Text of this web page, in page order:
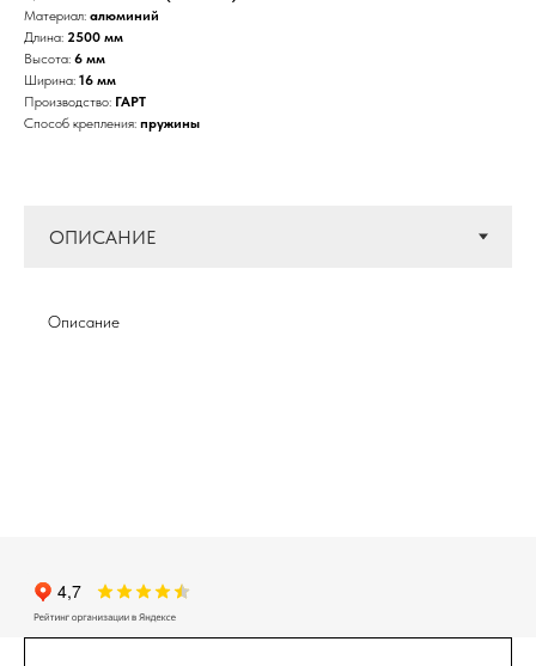
Материал: алюминий
Длина: 2500 мм
Высота: 6 мм
Ширина: 16 мм
Производство: ГАРТ
Способ крепления: пружины
Описание